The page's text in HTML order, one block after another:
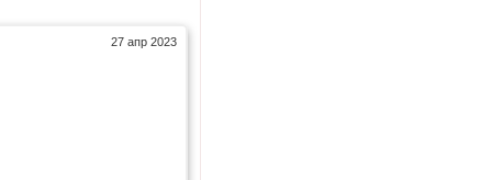
27 апр 2023